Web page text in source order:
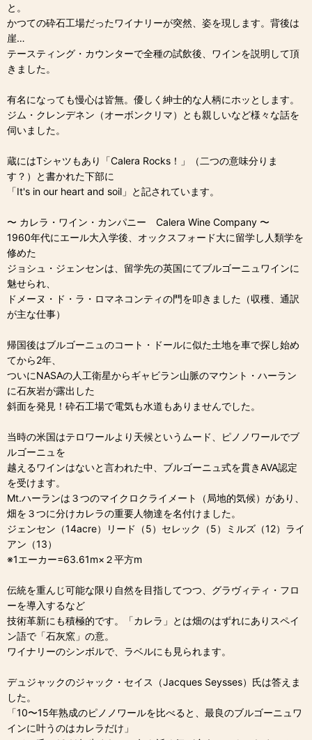
と。
かつての砕石工場だったワイナリーが突然、姿を現します。背後は
崖…
テースティング・カウンターで全種の試飲後、ワインを説明して頂
きました。
有名になっても慢心は皆無。優しく紳士的な人柄にホッとします。
ジム・クレンデネン（オーボンクリマ）とも親しいなど様々な話を
伺いました。
蔵にはTシャツもあり「Calera Rocks！」（二つの意味分りま
す？）と書かれた下部に
「It's in our heart and soil」と記されています。
〜 カレラ・ワイン・カンパニー Calera Wine Company 〜
1960年代にエール大入学後、オックスフォード大に留学し人類学を
修めた
ジョシュ・ジェンセンは、留学先の英国にてブルゴーニュワインに
魅せられ、
ドメーヌ・ド・ラ・ロマネコンティの門を叩きました（収穫、通訳
が主な仕事）
帰国後はブルゴーニュのコート・ドールに似た土地を車で探し始め
てから2年、
ついにNASAの人工衛星からギャビラン山脈のマウント・ハーラン
に石灰岩が露出した
斜面を発見！砕石工場で電気も水道もありませんでした。
当時の米国はテロワールより天候というムード、ピノノワールでブ
ルゴーニュを
越えるワインはないと言われた中、ブルゴーニュ式を貫きAVA認定
を受けます。
Mt.ハーランは３つのマイクロクライメート（局地的気候）があり、
畑を３つに分けカレラの重要人物達を名付けました。
ジェンセン（14acre）リード（5）セレック（5）ミルズ（12）ライ
アン（13）
※1エーカー=63.61m×２平方m
伝統を重んじ可能な限り自然を目指してつつ、グラヴィティ・フロ
ーを導入するなど
技術革新にも積極的です。「カレラ」とは畑のはずれにありスペイ
ン語で「石灰窯」の意。
ワイナリーのシンボルで、ラベルにも見られます。
デュジャックのジャック・セイス（Jacques Seysses）氏は答えま
した。
「10〜15年熟成のピノノワールを比べると、最良のブルゴーニュワ
インに叶うのはカレラだけ」